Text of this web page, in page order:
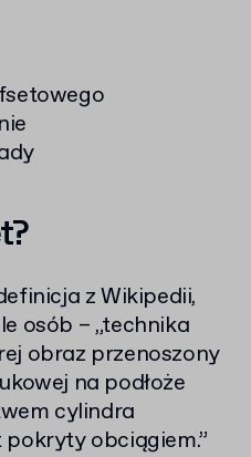
z Wikipedii,
osób – „technika
obraz przenoszony
na podłoże
cylindra
obciągiem.”